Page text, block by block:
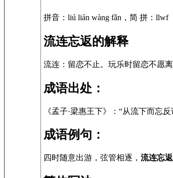
拼音：liú lián wàng fǎn，简 拼：llwf
流连忘返的解释
流连：留恋不止。玩乐时留恋不愿
成语出处：
《孟子·梁惠王下》：“从流下而忘
成语例句：
四时随意出游，弦管相逐， 流连忘返